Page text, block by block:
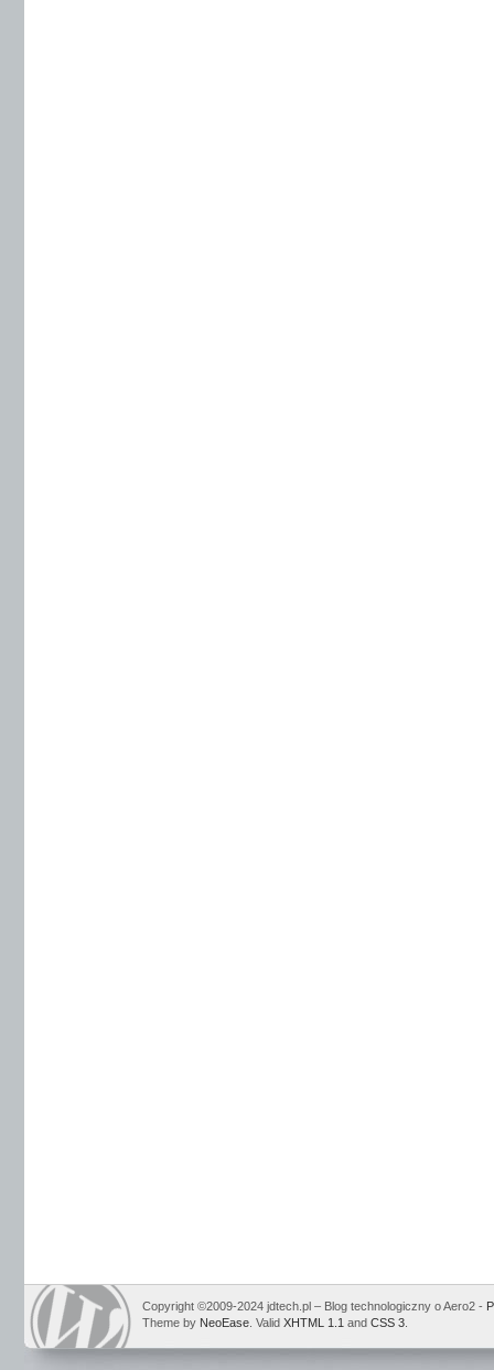
Copyright ©2009-2024 jdtech.pl – Blog technologiczny o Aero2 -
Theme by NeoEase . Valid XHTML 1.1 and CSS 3